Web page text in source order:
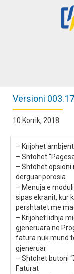
Versioni
10 Korrik, 2018
– Krijohet
– Shtohet
– Shtohet opsioni
derguar porosia
– Menuja e
sipas ekranit, kur
pershtatet me
– Krijohet lidhja
gjeneruara ne
fatura nuk mund
gjeneruar
– Shtohet butoni
Faturat